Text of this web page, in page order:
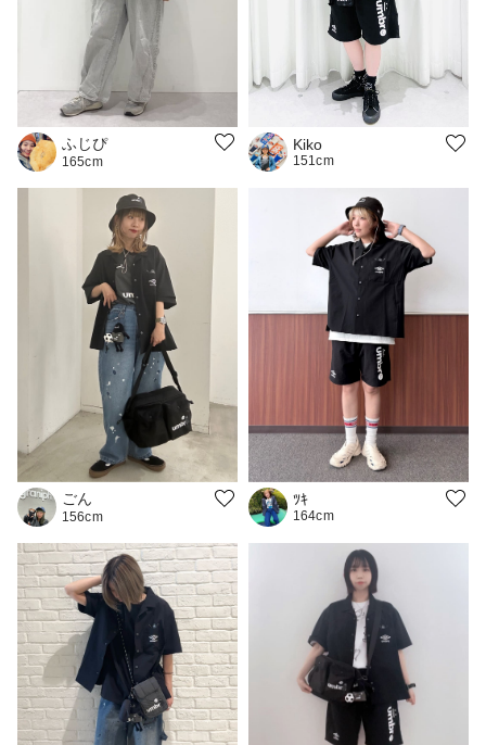
ふじぴ
165cm
Kiko
151cm
ごん
156cm
ﾂｷ
164cm